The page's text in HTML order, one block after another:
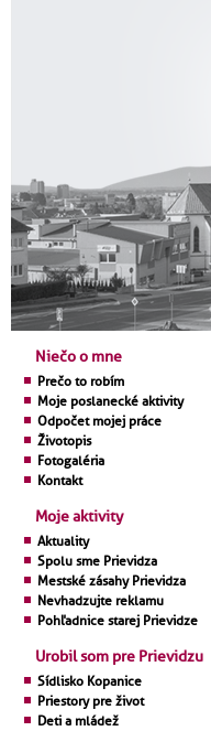
Niečo o mne
Prečo to robím
Moje poslanecké aktivity
Odpočet mojej práce
Životopis
Fotogaléria
Kontakt
Moje aktivity
Aktuality
Spolu sme Prievidza
Mestské zásahy Prievidza
Nevhadzujte reklamu
Pohľadnice starej Prievidze
Urobil som pre Prievidzu
Sídlisko Kopanice
Priestory pre život
Deti a mládež